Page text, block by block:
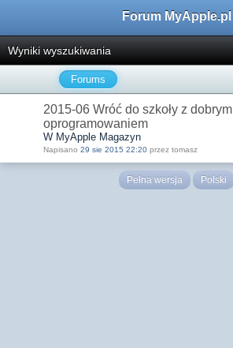
Forum MyApple.pl
Wyniki wyszukiwania
Forums
2015-06 Wróć do szkoły z dobrym
oprogramowaniem
W MyApple Magazyn
Napisano 29 sie 2015 22:20 przez tomasz
Pełna wersja Polski